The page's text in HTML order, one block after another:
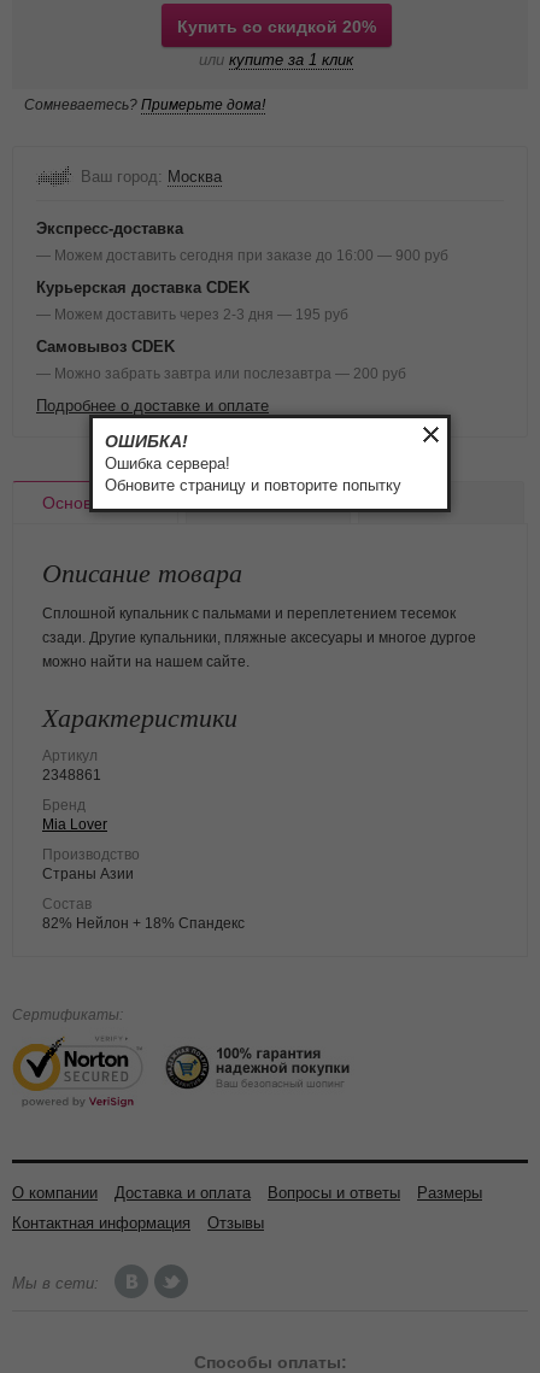
Купить со скидкой 20%
или купите за 1 клик
Сомневаетесь? Примерьте дома!
Ваш город: Москва
Экспресс-доставка
— Можем доставить сегодня при заказе до 16:00 — 900 руб
Курьерская доставка CDEK
— Можем доставить через 2-3 дня — 195 руб
Самовывоз CDEK
— Можно забрать завтра или послезавтра — 200 руб
Подробнее о доставке и оплате
Основное
Описание товара
Сплошной купальник с пальмами и переплетением тесемок
сзади. Другие купальники, пляжные аксесуары и многое дургое
можно найти на нашем сайте.
Характеристики
Артикул
2348861
Бренд
Mia Lover
Производство
Страны Азии
Состав
82% Нейлон + 18% Спандекс
Сертификаты:
О компании Доставка и оплата Вопросы и ответы
Размеры
Контактная информация
Отзывы
Мы в сети:
Способы оплаты:
ОШИБКА!
Ошибка сервера!
Обновите страницу и повторите попытку